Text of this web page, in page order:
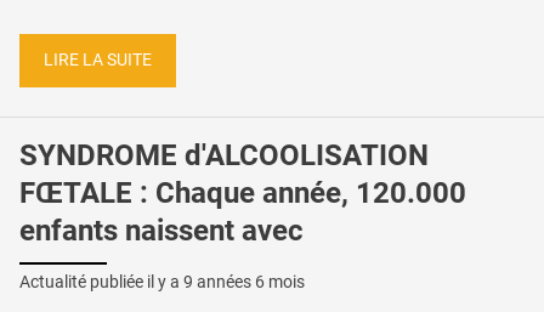
LIRE LA SUITE
SYNDROME d'ALCOOLISATION
FŒTALE : Chaque année, 120.000
enfants naissent avec
Actualité publiée il y a 9 années 6 mois